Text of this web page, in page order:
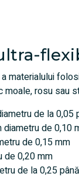
materialului
rosu sau
de la 0,05
diametru de 0,10
de 0,15 mm
de 0,20 mm
de la 0,25